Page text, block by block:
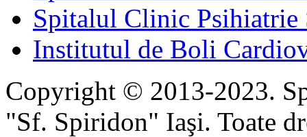
Spitalul Clinic Psihiatrie
Institutul de Boli
Copyright © 2013-2023.
"Sf. Spiridon" Iaşi. Toate